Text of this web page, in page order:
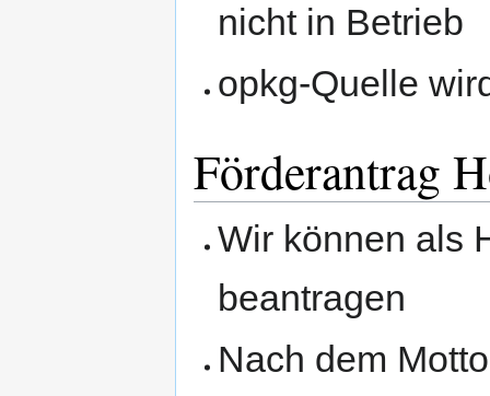
nicht in Betrieb
opkg-Quelle
Förderantrag
Wir können als
beantragen
Nach dem